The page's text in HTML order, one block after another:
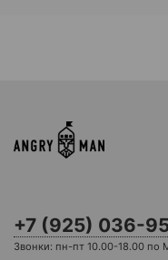
+7 (925) 036-
Звонки: пн-пт 10.00-18.00 по